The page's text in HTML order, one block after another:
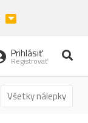
Prihlásiť
Registrovať
Všetky nálepky